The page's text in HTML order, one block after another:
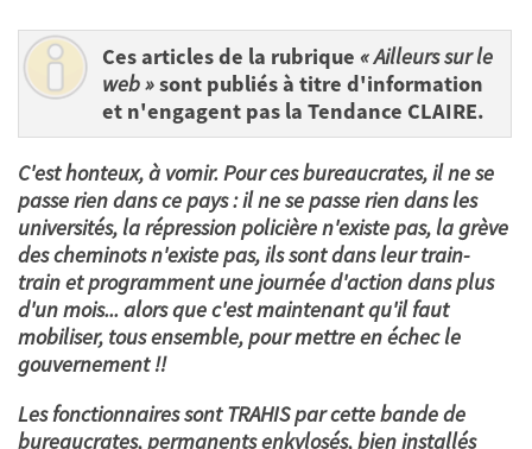
Ces articles de la rubrique « Ailleurs sur le
web »sont publiés à titre d'information
et n'engagent pas la Tendance CLAIRE.
C'est honteux, à vomir. Pour ces bureaucrates, il ne se
passe rien dans ce pays : il ne se passe rien dans les
universités, la répression policière n'existe pas, la grève
des cheminots n'existe pas, ils sont dans leur train-
train et programment une journée d'action dans plus
d'un mois... alors que c'est maintenant qu'il faut
mobiliser, tous ensemble, pour mettre en échec le
gouvernement !!
Les fonctionnaires sont TRAHIS par cette bande de
bureaucrates, permanents enkylosés, bien installés